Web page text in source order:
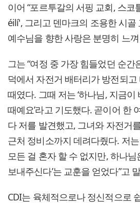
이어 “포르투갈의 서핑 교회, 스코
éilí', 그리고 덴마크의 조용한 시골
예수님을 향한 사랑은 분명히 느
그는 “여정 중 가장 힘들었던 순간
덕에서 자전거 배터리가 방전되
때였다. 그때 저는 ‘하나님, 지금
때예요’라고 기도했다. 곧이어 한
다 저를 발견했고, 그녀와 자전거
근처 정비소까지 데려다줬다. 저
모든 걸 혼자 할 수 없지만, 하나
보내주신다’는 교훈을 얻었다”고
CDI는 육체적으로나 정신적으로